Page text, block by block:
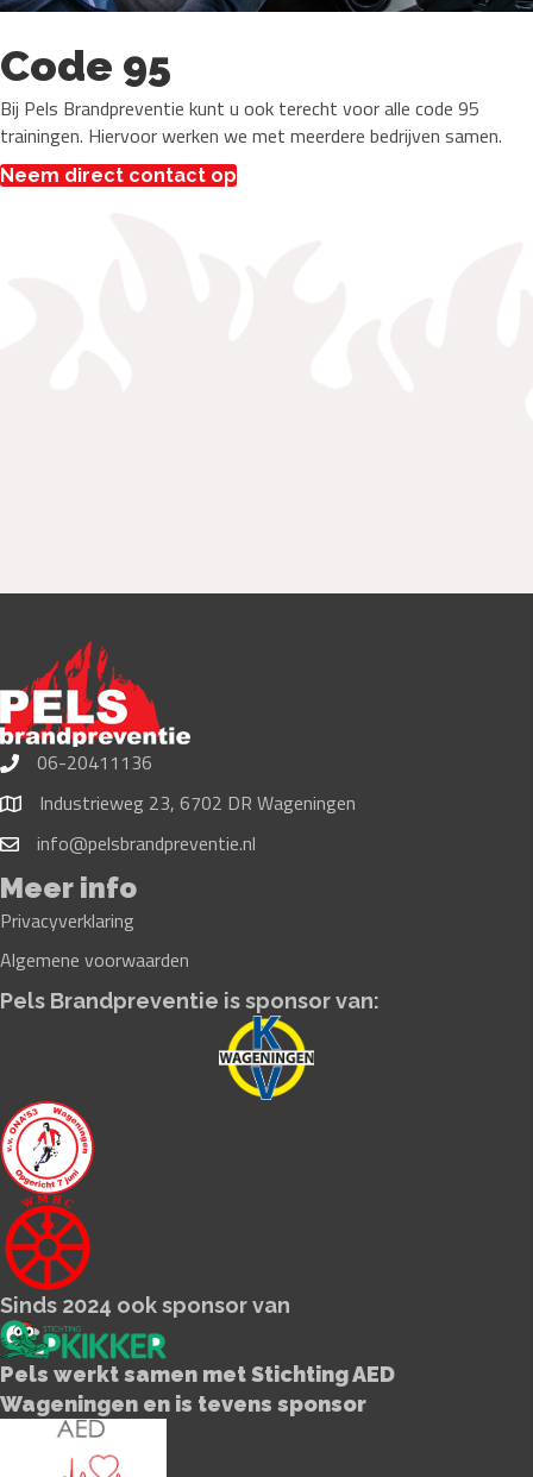
Code 95
Bij Pels Brandpreventie kunt u ook terecht voor alle code 95
trainingen. Hiervoor werken we met meerdere bedrijven samen.
Neem direct contact op
06-20411136
Industrieweg 23, 6702 DR Wageningen
info@pelsbrandpreventie.nl
Meer info
Privacyverklaring
Algemene voorwaarden
Pels Brandpreventie is sponsor van:
Sinds 2024 ook sponsor van
Pels werkt samen met Stichting AED
Wageningen en is tevens sponsor